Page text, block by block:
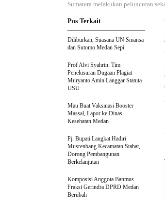
Sumatera melakukan peluncuran
Pos Terkait
Diliburkan, Suasana UN Smansa
dan Sutomo Medan Sepi
Prof Alvi Syahrin: Tim
Penelusuran Dugaan Plagiat
Muryanto Amin Langgar Statuta
USU
Mau Buat Vaksinasi Booster
Massal, Lapor ke Dinas
Kesehatan Medan
Pj. Bupati Langkat Hadiri
Musrenbang Kecamatan Stabat,
Dorong Pembangunan
Berkelanjutan
Komposisi Anggota Banmus
Fraksi Gerindra DPRD Medan
Berubah